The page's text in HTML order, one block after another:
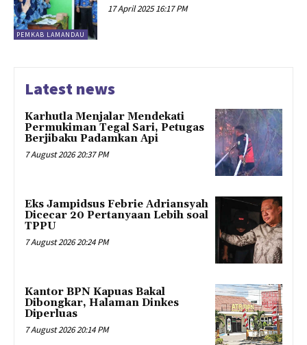
PEMKAB LAMANDAU
17 April 2025 16:17 PM
Latest news
Karhutla Menjalar Mendekati
Permukiman Tegal Sari, Petugas
Berjibaku Padamkan Api
7 August 2026 20:37 PM
Eks Jampidsus Febrie Adriansyah
Dicecar 20 Pertanyaan Lebih soal
TPPU
7 August 2026 20:24 PM
Kantor BPN Kapuas Bakal
Dibongkar, Halaman Dinkes
Diperluas
7 August 2026 20:14 PM